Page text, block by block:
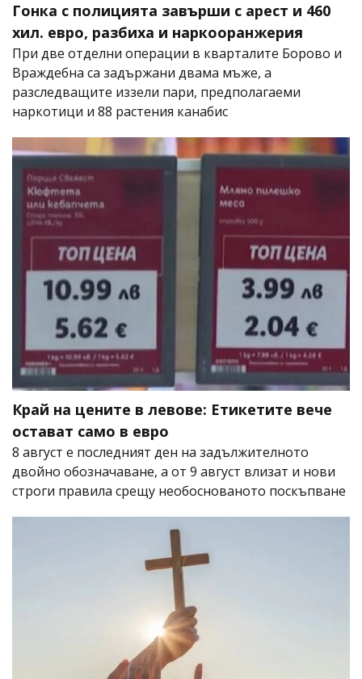
Гонка с полицията завърши с арест и 460
хил. евро, разбиха и наркооранжерия
При две отделни операции в кварталите Борово и
Враждебна са задържани двама мъже, а
разследващите иззели пари, предполагаеми
наркотици и 88 растения канабис
Край на цените в левове: Етикетите вече
остават само в евро
8 август е последният ден на задължителното
двойно обозначаване, а от 9 август влизат и нови
строги правила срещу необоснованото поскъпване